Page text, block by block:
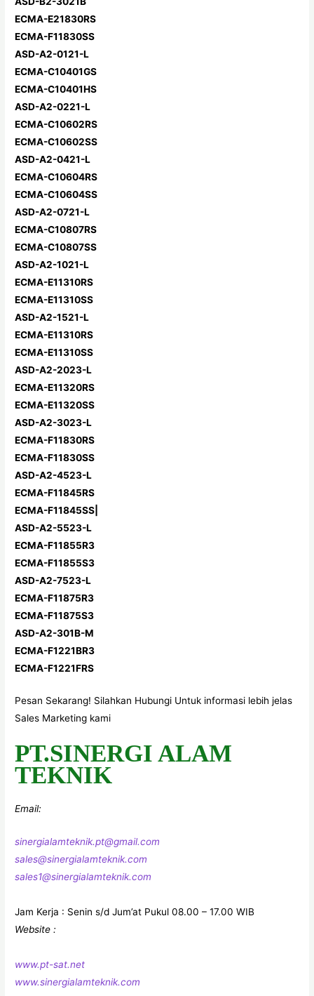
ECMA-E21830RS
ECMA-F11830SS
ASD-A2-0121-L
ECMA-C10401GS
ECMA-C10401HS
ASD-A2-0221-L
ECMA-C10602RS
ECMA-C10602SS
ASD-A2-0421-L
ECMA-C10604RS
ECMA-C10604SS
ASD-A2-0721-L
ECMA-C10807RS
ECMA-C10807SS
ASD-A2-1021-L
ECMA-E11310RS
ECMA-E11310SS
ASD-A2-1521-L
ECMA-E11310RS
ECMA-E11310SS
ASD-A2-2023-L
ECMA-E11320RS
ECMA-E11320SS
ASD-A2-3023-L
ECMA-F11830RS
ECMA-F11830SS
ASD-A2-4523-L
ECMA-F11845RS
ECMA-F11845SS|
ASD-A2-5523-L
ECMA-F11855R3
ECMA-F11855S3
ASD-A2-7523-L
ECMA-F11875R3
ECMA-F11875S3
ASD-A2-301B-M
ECMA-F1221BR3
ECMA-F1221FRS
Pesan Sekarang! Silahkan Hubungi Untuk informasi lebih jelas
Sales Marketing kami
PT.SINERGI ALAM
TEKNIK
Email:
sinergialamteknik.pt@gmail.com
sales@sinergialamteknik.com
sales1@sinergialamteknik.com
Jam Kerja : Senin s/d Jum’at Pukul 08.00 – 17.00 WIB
Website :
www.pt-sat.net
www.sinergialamteknik.com